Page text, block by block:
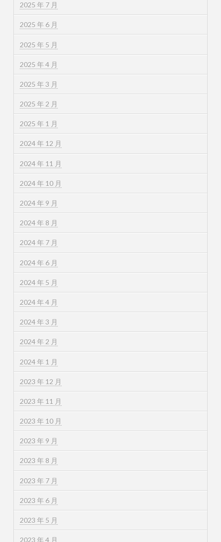
2025 年 7 月
2025 年 6 月
2025 年 5 月
2025 年 4 月
2025 年 3 月
2025 年 2 月
2025 年 1 月
2024 年 12 月
2024 年 11 月
2024 年 10 月
2024 年 9 月
2024 年 8 月
2024 年 7 月
2024 年 6 月
2024 年 5 月
2024 年 4 月
2024 年 3 月
2024 年 2 月
2024 年 1 月
2023 年 12 月
2023 年 11 月
2023 年 10 月
2023 年 9 月
2023 年 8 月
2023 年 7 月
2023 年 6 月
2023 年 5 月
2023 年 4 月